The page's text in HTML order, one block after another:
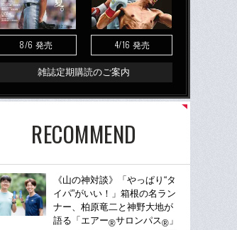
8/6 発売 4/16 発売
雑誌定期購読のご案内
RECOMMEND
《山の神対談》「やっぱり“タ
イパ”がいい！」箱根の名ラン
ナー、柏原竜二と神野大地が
語る「エアー®サロンパス® 」